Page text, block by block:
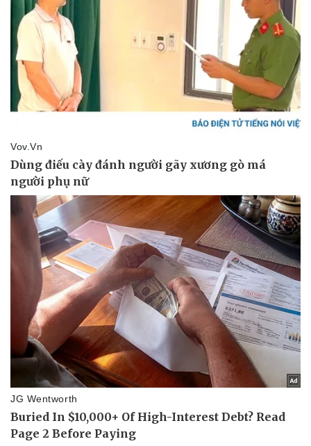
Pháp luật
Tin nóng
Tư vấn luật
Quân sự - Quốc phòng
Vũ khí
Việt Nam
Phân tích